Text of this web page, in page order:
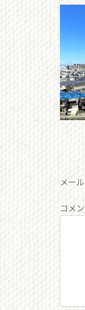
メー
コメ